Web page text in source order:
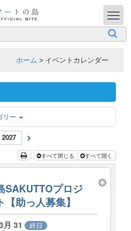
ホーム > イベントカレンダー
リー
すべて閉じる すべて開く
SAKUTTOプロジ
【助っ人募集】
月 31 終日